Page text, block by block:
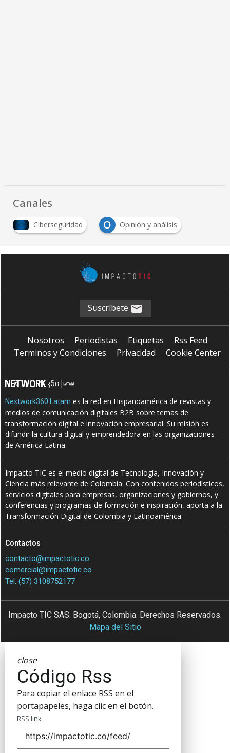
Canales
Ciberseguridad O Opinión y análisis
Suscríbete
Nosotros Periodistas Etiquetas
Rss Feed
Terminos y Condiciones
Privacidad Cookie Center
Nextwork360 Latam es la red en Hispanoamérica de revistas y
medios de comunicación digitales B2B sobre temas de
transformación digital e innovación empresarial. Su misión es
difundir la cultura digital y emprendedora en las organizaciones
de América Latina.
Impacto TIC es el medio digital de Tecnología, Innovación y
Ciencia más relevante de Colombia. Con contenidos periodísticos,
servicios digitales para empresas, organizaciones y gobiernos, y
conferencias y programas de formación e inspiración, aporta a la
Transformación Digital de Colombia y Latinoamérica.
Contactos
contacto@impactotic.co
comercial@impactotic.co
Tel. (57) 3108752177
Impacto TIC SAS. Bogotá, Colombia. Derechos Reservados.
Mapa del Sitio
close
Código Rss
Para copiar el enlace RSS en el
portapapeles, haga clic en el botón.
RSS link